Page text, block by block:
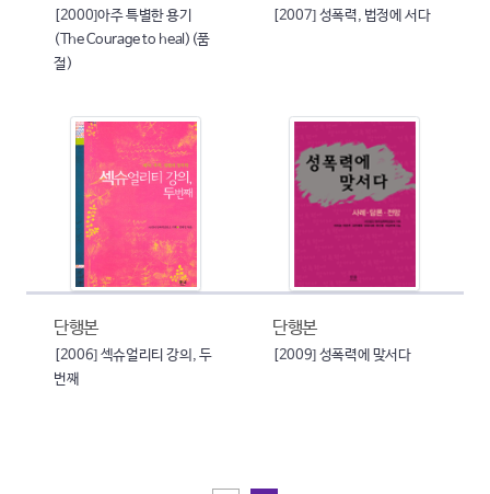
[2000]아주 특별한 용기
(The Courage to heal)(품
절)
[2007] 성폭력, 법정에 서다
단행본
[2006] 섹슈얼리티 강의, 두
번째
단행본
[2009] 성폭력에 맞서다